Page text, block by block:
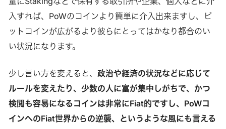
入すれば、PoWのコインより簡単に介入出来ますし、ビ
ットコインが広がるより彼らにとってはかなり都合のい
い状況になります。
少し言い方を変えると、 政治や経済の状況などに応じて
ルールを変えたり、少数の人に富が集中しがちで、かつ
検閲も容易になるコインは非常にFiat的ですし、PoWコ
インへのFiat世界からの逆襲、というような風にも言える